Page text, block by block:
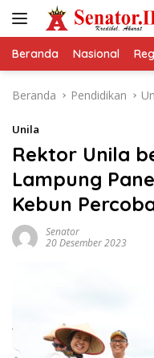
Beranda Nasional
Beranda Pendidikan
Unila
Rektor Unila
Lampung
Kebun
Senator
20 Desember 2023